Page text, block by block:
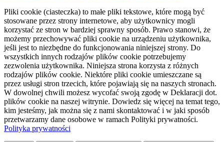
Pliki cookie (ciasteczka) to małe pliki tekstowe, które mogą być
stosowane przez strony internetowe, aby użytkownicy mogli
korzystać ze stron w bardziej sprawny sposób. Prawo stanowi, że
możemy przechowywać pliki cookie na urządzeniu użytkownika,
jeśli jest to niezbędne do funkcjonowania niniejszej strony. Do
wszystkich innych rodzajów plików cookie potrzebujemy
zezwolenia użytkownika. Niniejsza strona korzysta z różnych
rodzajów plików cookie. Niektóre pliki cookie umieszczane są
przez usługi stron trzecich, które pojawiają się na naszych stronach.
W dowolnej chwili możesz wycofać swoją zgodę w Deklaracji dot.
plików cookie na naszej witrynie. Dowiedz się więcej na temat tego,
kim jesteśmy, jak można się z nami skontaktować i w jaki sposób
przetwarzamy dane osobowe w ramach Polityki prywatności.
Polityka prywatności